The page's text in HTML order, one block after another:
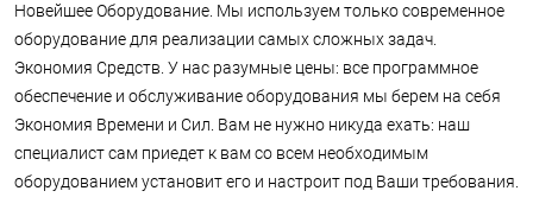
Новейшее Оборудование. Мы используем только современное
оборудование для реализации самых сложных задач.
Экономия Средств. У нас разумные цены: все программное
обеспечение и обслуживание оборудования мы берем на себя
Экономия Времени и Сил. Вам не нужно никуда ехать: наш
специалист сам приедет к вам со всем необходимым
оборудованием установит его и настроит под Ваши требования.